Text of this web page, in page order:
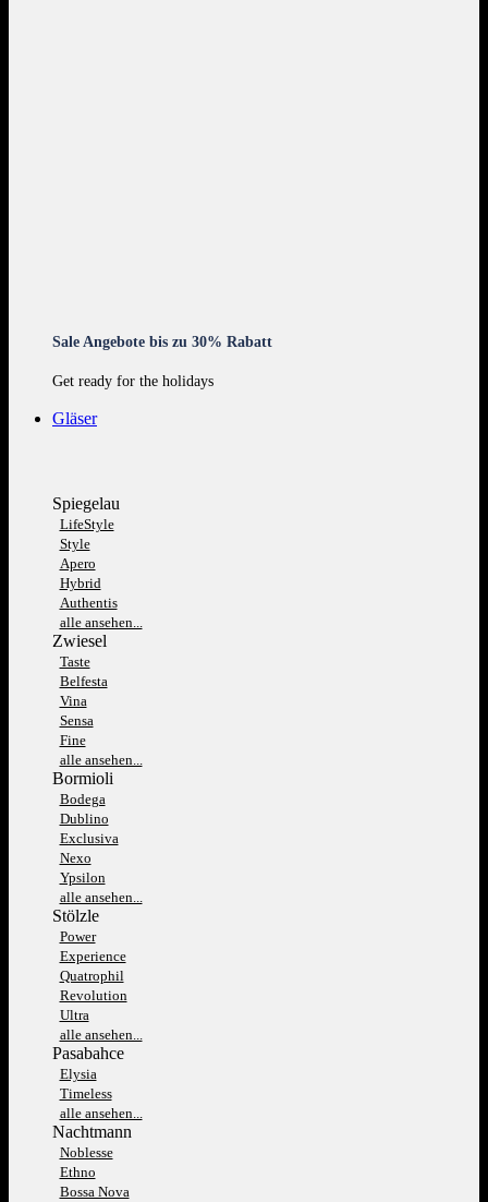
Sale Angebote bis zu 30% Rabatt
Get ready for the holidays
Gläser
Spiegelau
LifeStyle
Style
Apero
Hybrid
Authentis
alle ansehen...
Zwiesel
Taste
Belfesta
Vina
Sensa
Fine
alle ansehen...
Bormioli
Bodega
Dublino
Exclusiva
Nexo
Ypsilon
alle ansehen...
Stölzle
Power
Experience
Quatrophil
Revolution
Ultra
alle ansehen...
Pasabahce
Elysia
Timeless
alle ansehen...
Nachtmann
Noblesse
Ethno
Bossa Nova